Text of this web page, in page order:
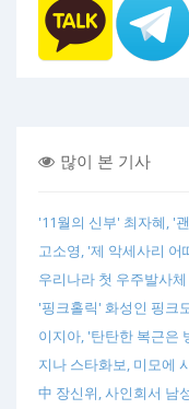
많이 본 기사
'11월의 신부' 최자혜, '
고소영, '제 악세사리 어
우리나라 첫 우주발사
'핑크홀릭' 화성인 핑크
이지아, '탄탄한 복근은
지나 스타화보, 미모에
中 장신위, 사인회서 남